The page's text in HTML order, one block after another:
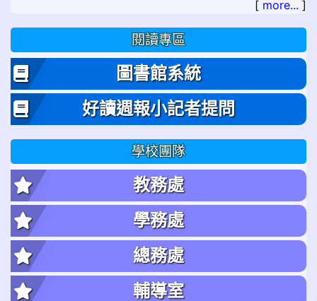
[ more... ]
閱讀專區
圖書館系統
好讀週報小記者提問
學校團隊
教務處
學務處
總務處
輔導室